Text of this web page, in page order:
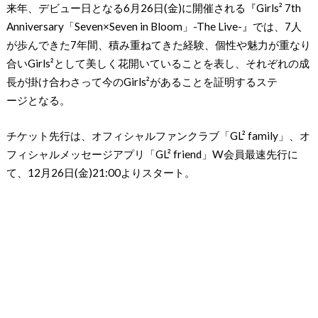
来年、デビュー日となる6月26日(金)に開催される『Girls² 7th
Anniversary「Seven×Seven in Bloom」-The Live-』では、7人
が歩んできた7年間、積み重ねてきた経験、個性や魅力が重なり
合いGirls²として美しく花開いていることを表し、それぞれの成
長が掛け合わさって今のGirls²があることを証明するステ
ージとなる。
チケット先行は、オフィシャルファンクラブ「GL² family」、オ
フィシャルメッセージアプリ「GL² friend」W会員最速先行に
て、12月26日(金)21:00よりスタート。